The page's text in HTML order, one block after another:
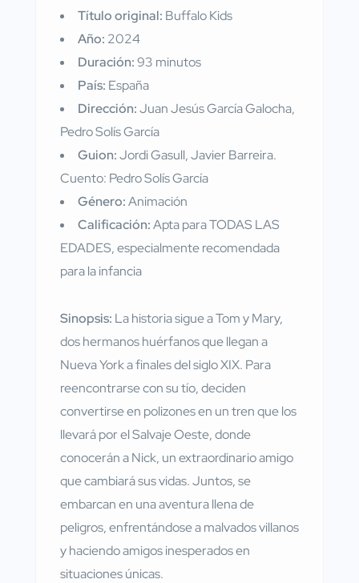
Título original: Buffalo Kids
Año: 2024
Duración:93 minutos
País: España
Dirección:Juan Jesús García Galocha,
Pedro Solís García
Guion:Jordi Gasull, Javier Barreira.
Cuento: Pedro Solís García
Género:Animación
Calificación:Apta para TODAS LAS
EDADES, especialmente recomendada
para la infancia
Sinopsis: La historia sigue a Tom y Mary,
dos hermanos huérfanos que llegan a
Nueva York a finales del siglo XIX. Para
reencontrarse con su tío, deciden
convertirse en polizones en un tren que los
llevará por el Salvaje Oeste, donde
conocerán a Nick, un extraordinario amigo
que cambiará sus vidas. Juntos, se
embarcan en una aventura llena de
peligros, enfrentándose a malvados villanos
y haciendo amigos inesperados en
situaciones únicas.